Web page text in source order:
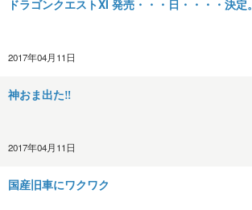
ドラゴンクエストXI 発売・・・日・・・・決定。
2017年04月11日
神おま出た‼︎
2017年04月11日
国産旧車にワクワク